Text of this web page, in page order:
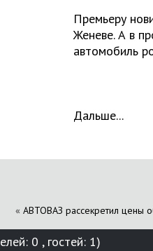
Премьеру
Женеве. А в
автомобиль
Дальше...
« АВТОВАЗ рассекретил цены
0 , гостей: 1)